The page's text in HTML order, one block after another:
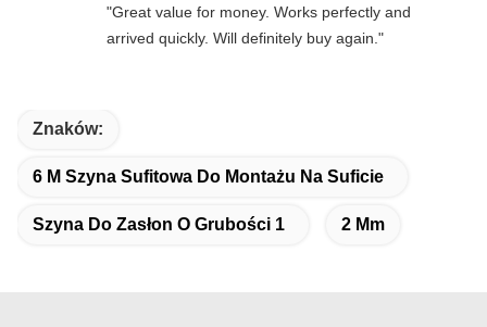
"Great value for money. Works perfectly and
arrived quickly. Will definitely buy again."
Znaków:
6 M Szyna Sufitowa Do Montażu Na Suficie
Szyna Do Zasłon O Grubości 1 2 Mm